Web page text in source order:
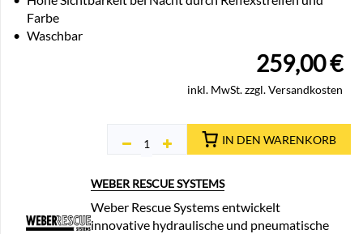
Farbe
• Waschbar
259,00€
inkl. MwSt. zzgl. Versandkosten
IN DEN WARENKORB
WEBER RESCUE SYSTEMS
Weber Rescue Systems entwickelt
innovative hydraulische und pneumatische